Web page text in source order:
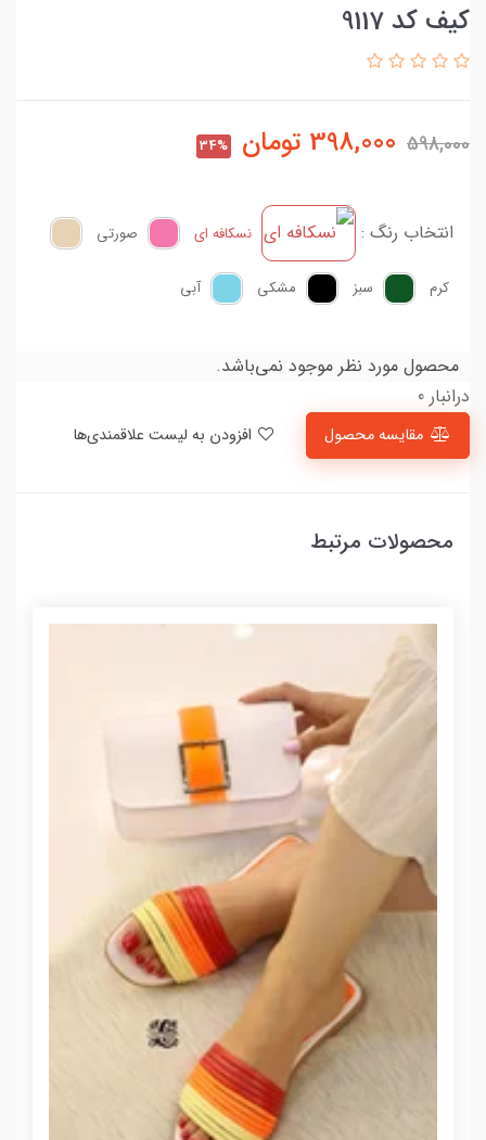
کیف کد 9117
598,000
398,000 تومان 34%
انتخاب رنگ : نسکافه ای صورتی
کرم سبز مشکی آبی
محصول مورد نظر موجود نمی‌باشد.
درانبار 0
مقایسه محصول
محصولات مرتبط